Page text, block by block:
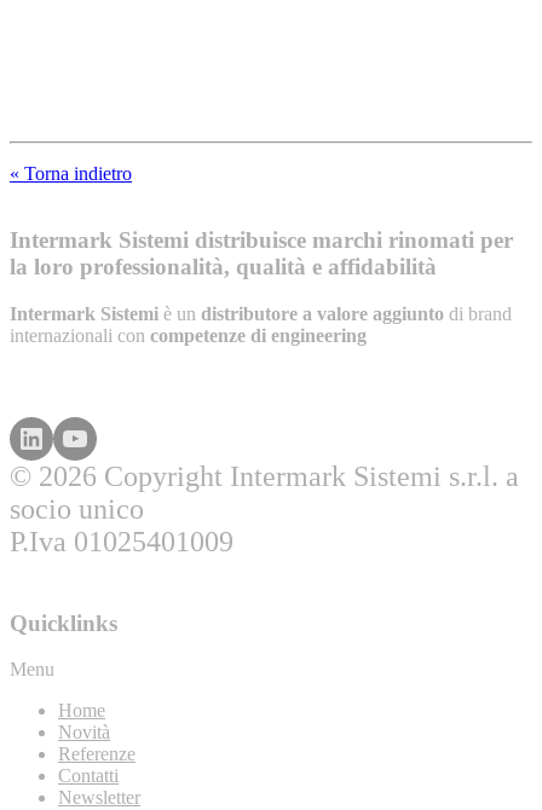
« Torna indietro
Intermark Sistemi distribuisce marchi rinomati per
la loro professionalità, qualità e affidabilità
Intermark Sistemi è un distributore a valore aggiunto di brand
internazionali con competenze di engineering
© 2026 Copyright Intermark Sistemi s.r.l. a
socio unico
P.Iva 01025401009
Quicklinks
Menu
Home
Novità
Referenze
Contatti
Newsletter